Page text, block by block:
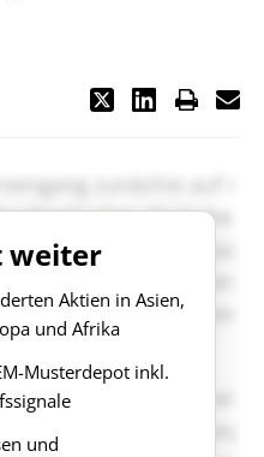
weiter
Aktien in Asien,
und Afrika
Musterdepot inkl.
und